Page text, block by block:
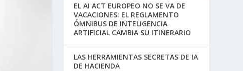
EL AI ACT EUROPEO NO SE VA DE
VACACIONES: EL REGLAMENTO
ÓMNIBUS DE INTELIGENCIA
ARTIFICIAL CAMBIA SU ITINERARIO
LAS HERRAMIENTAS SECRETAS DE IA
DE HACIENDA